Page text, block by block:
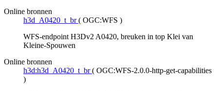
Online bronnen
h3d_A0420_t_br ( OGC:WFS )
WFS-endpoint H3Dv2 A0420, breuken in top Klei van
Kleine-Spouwen
Online bronnen
h3d:h3d_A0420_t_br ( OGC:WFS-2.0.0-http-get-capabilities
)